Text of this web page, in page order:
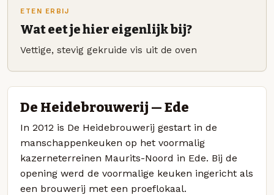
ETEN ERBIJ
Wat eet je hier eigenlijk bij?
Vettige, stevig gekruide vis uit de oven
De Heidebrouwerij — Ede
In 2012 is De Heidebrouwerij gestart in de
manschappenkeuken op het voormalig
kazerneterreinen Maurits-Noord in Ede. Bij de
opening werd de voormalige keuken ingericht als
een brouwerij met een proeflokaal.